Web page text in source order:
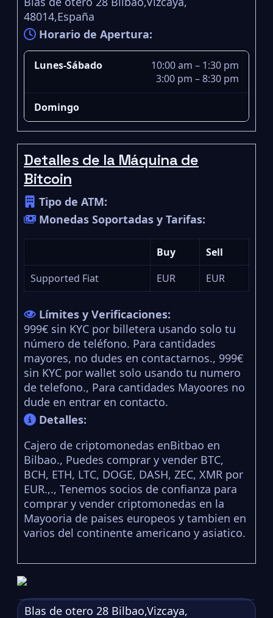
48014,España
Horario de Apertura:
Lunes-Sábado
10:00 am – 1:30 pm
3:00 pm – 8:30 pm
Domingo
Detalles de la Máquina de
Bitcoin
Tipo de ATM:
Monedas Soportadas y Tarifas:
Buy
Sell
Supported Fiat
EUR EUR
Límites y Verificaciones:
999€ sin KYC por billetera usando solo tu
número de teléfono. Para cantidades
mayores, no dudes en contactarnos., 999€
sin KYC por wallet solo usando tu numero
de telefono., Para cantidades Mayoores no
dude en entrar en contacto.
Detalles:
Cajero de criptomonedas enBitbao en
Bilbao., Puedes comprar y vender BTC,
BCH, ETH, LTC, DOGE, DASH, ZEC, XMR por
EUR.,., Tenemos socios de confianza para
comprar y vender criptomonedas en la
Mayooria de paises europeos y tambien en
varios del continente americano y asiatico.
Blas de otero 28 Bilbao,Vizcaya,